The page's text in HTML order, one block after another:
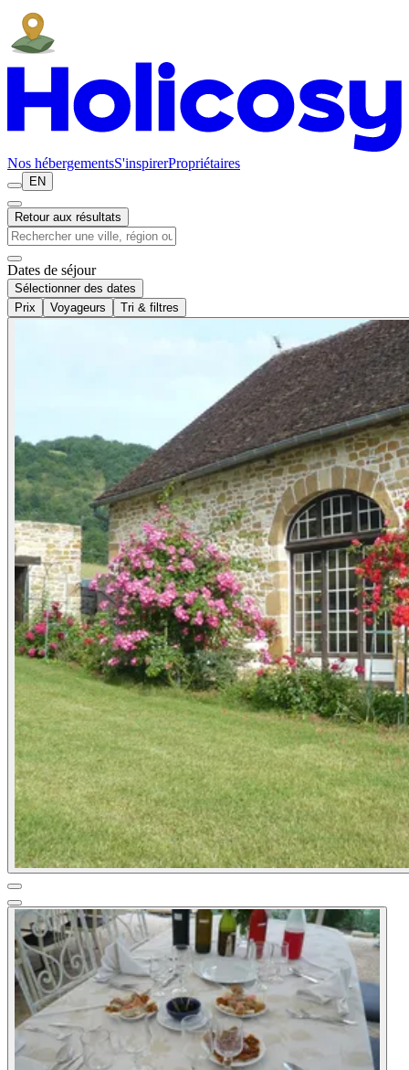
Nos hébergementsS'inspirerPropriétaires
EN
Retour aux résultats
Dates de séjour
Sélectionner des dates
Prix
Voyageurs Tri & filtres